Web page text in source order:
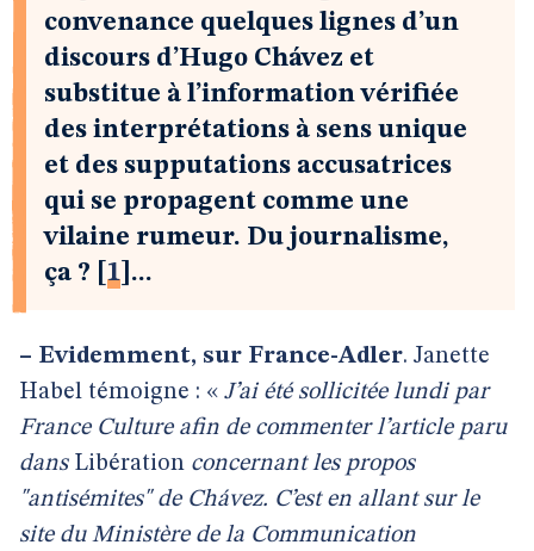
convenance quelques lignes d’un
discours d’Hugo Chávez et
substitue à l’information vérifiée
des interprétations à sens unique
et des supputations accusatrices
qui se propagent comme une
vilaine rumeur. Du journalisme,
ça ?
1 ...
– Evidemment, sur France-Adler. Janette
Habel témoigne : « J’ai été sollicitée lundi par
France Culture afin de commenter l’article paru
dans Libération concernant les propos
"antisémites" de Chávez. C’est en allant sur le
site du Ministère de la Communication